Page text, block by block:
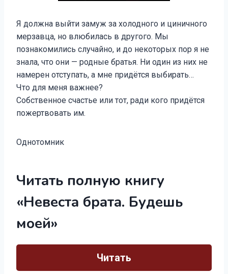
Я должна выйти замуж за холодного и циничного
мерзавца, но влюбилась в другого. Мы
познакомились случайно, и до некоторых пор я не
знала, что они — родные братья. Ни один из них не
намерен отступать, а мне придётся выбирать…
Что для меня важнее?
Собственное счастье или тот, ради кого придётся
пожертвовать им.
Однотомник
Читать полную книгу
«Невеста брата. Будешь
моей»
Читать